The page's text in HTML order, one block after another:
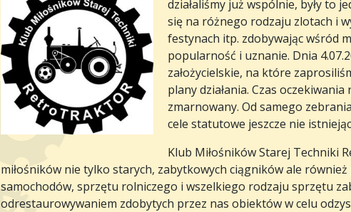
działaliśmy już wspólnie, były to
się na różnego rodzaju zlotach i
festynach itp. zdobywając wśród
popularność i uznanie. Dnia
założycielskie, na które
plany działania. Czas
zmarnowany. Od samego
cele statutowe jeszcze nie
Klub Miłośników Starej Techniki
miłośników nie tylko starych, zabytkowych ciągników ale
samochodów, sprzętu rolniczego i wszelkiego rodzaju sprzętu
odrestaurowywaniem zdobytych przez nas obiektów w celu